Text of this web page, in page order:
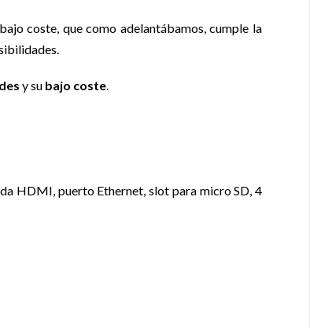
coste, que como adelantábamos, cumple la
y su bajo coste.
HDMI, puerto Ethernet, slot para micro SD, 4